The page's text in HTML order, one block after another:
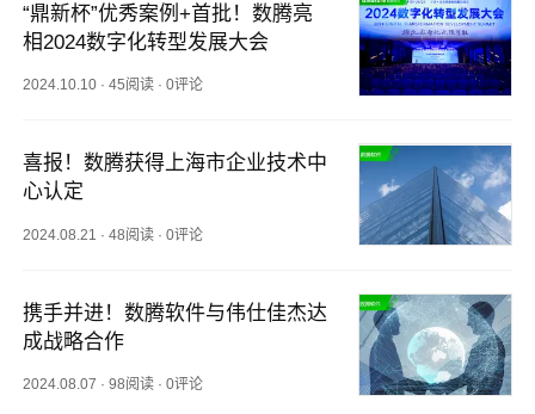
“鼎新杯”优秀案例+首批！数腾亮
相2024数字化转型发展大会
2024.10.10 ·45阅读 ·0评论
喜报！数腾获得上海市企业技术中
心认定
2024.08.21 ·48阅读 ·0评论
携手并进！数腾软件与伟仕佳杰达
成战略合作
2024.08.07 ·98阅读 ·0评论